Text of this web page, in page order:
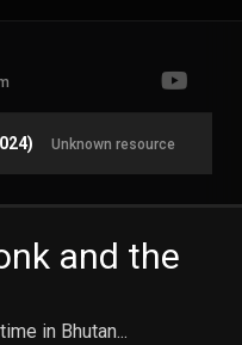
Unknown resource
and the
in Bhutan...